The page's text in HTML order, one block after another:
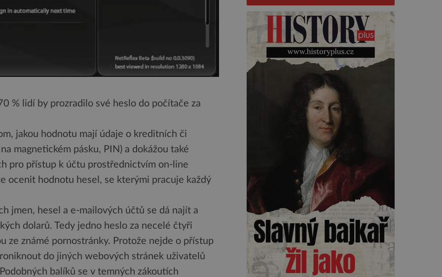
% lidí by prozradilo své heslo do počítače za
jakou hodnotu mají údaje o kreditních či
magnetickém pásku, PIN) a dokážou také
pro přístup k účtu prostřednictvím on-line
ocenit hodnotu hesel, se kterými pracuje každý
jmen, hesel a e-mailových účtů se dá najít a
dolarů. Tedy jedno heslo za necelé čtyři
ze známé pornostránky. Protože nejde o přístup
do jiných webových stránek uživatelů
balíků se v temných zákoutích